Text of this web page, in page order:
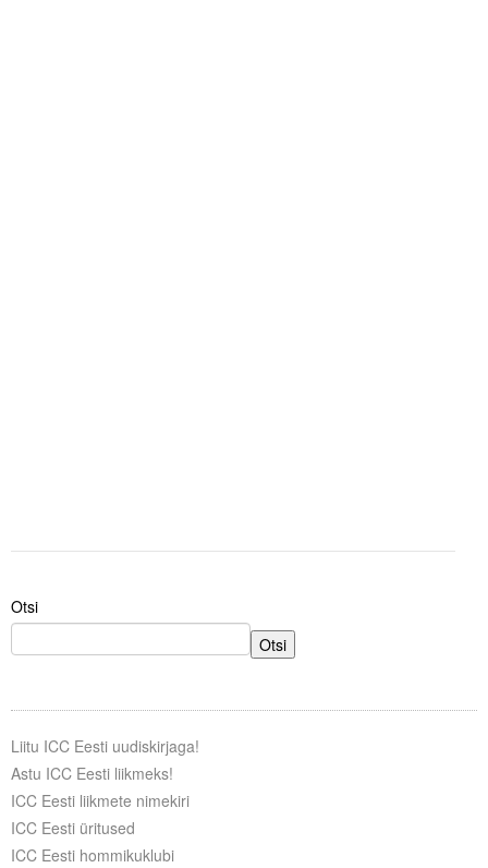
Otsi
Otsi
Liitu ICC Eesti uudiskirjaga!
Astu ICC Eesti liikmeks!
ICC Eesti liikmete nimekiri
ICC Eesti üritused
ICC Eesti hommikuklubi